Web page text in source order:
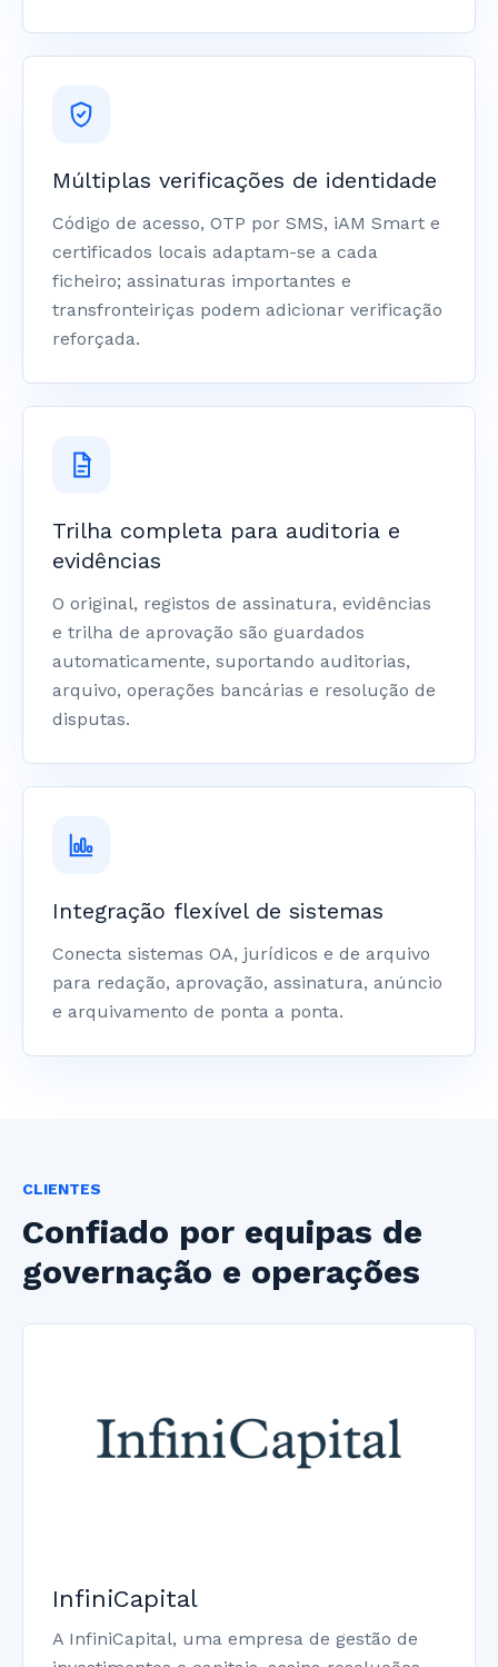
Múltiplas verificações de identidade
Código de acesso, OTP por SMS, iAM Smart e
certificados locais adaptam-se a cada
ficheiro; assinaturas importantes e
transfronteiriças podem adicionar verificação
reforçada.
Trilha completa para auditoria e
evidências
O original, registos de assinatura, evidências
e trilha de aprovação são guardados
automaticamente, suportando auditorias,
arquivo, operações bancárias e resolução de
disputas.
Integração flexível de sistemas
Conecta sistemas OA, jurídicos e de arquivo
para redação, aprovação, assinatura, anúncio
e arquivamento de ponta a ponta.
CLIENTES
Confiado por equipas de
governação e operações
InfiniCapital
A InfiniCapital, uma empresa de gestão de